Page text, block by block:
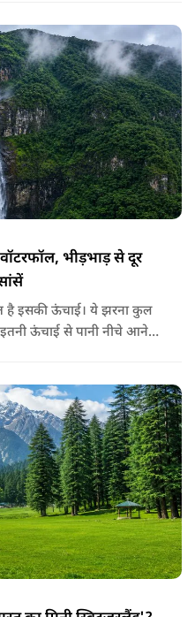
महल, रंग-बिरंगे बाजार और
यहाँ साल के लगभग हर दिन
से मुक्त रहता है और बाकी
रहती है जिस वजह से इस शहर
तरफ नीले रंग के घर होने की
जाता है।
भीड़भाड़ से दूर
है इसकी ऊंचाई। ये झरना कुल
इतनी ऊंचाई से पानी नीचे आने
है और पश्चिमी घाट से होकर